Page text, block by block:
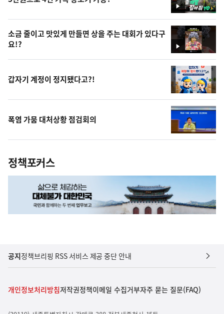
영
상
영
상
소금 줄이고 맛있게 만들면 상을 주는 대회가 있다구
요!?
갑자기 계정이 정지됐다고?!
폭염 가뭄 대처상황 점검회의
정책포커스
공지정책브리핑 RSS 서비스 제공 중단 안내
개인정보처리방침저작권정책이메일 수집거부자주 묻는 질문(FAQ)